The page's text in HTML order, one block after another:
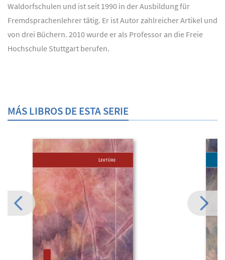
Waldorfschulen und ist seit 1990 in der Ausbildung für
Fremdsprachenlehrer tätig. Er ist Autor zahlreicher Artikel und
von drei Büchern. 2010 wurde er als Professor an die Freie
Hochschule Stuttgart berufen.
MÁS LIBROS DE ESTA SERIE